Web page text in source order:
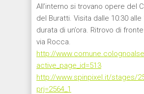
All’interno si trovano opere del
del Buratti. Visita dalle 10:30 alle
durata di un’ora. Ritrovo di
via Rocca.
http://
active_page_id=513
http://www.spinpixel.it/stages/
prj=2564_1